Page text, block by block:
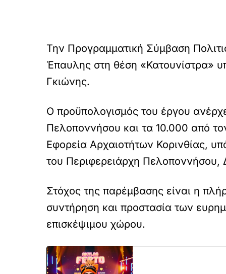
Την Προγραμματική Σύμβαση
Έπαυλης στη θέση «Κατουνίστρα»
Γκιώνης.
Ο προϋπολογισμός του έργου
Πελοποννήσου και τα 10.000 από
Εφορεία Αρχαιοτήτων Κορινθίας,
του Περιφερειάρχη
Στόχος της παρέμβασης είναι η
συντήρηση και προστασία των
επισκέψιμου χώρου.